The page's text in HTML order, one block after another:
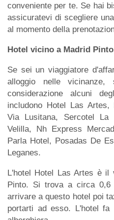
conveniente per te. Se hai
assicuratevi di scegliere
al momento della
Hotel vicino a Madrid
Se sei un viaggiatore
alloggio nelle
considerazione alcuni
includono Hotel Las
Via Lusitana, Sercotel La
Velilla, Nh Express
Parla Hotel, Posadas De
Leganes.
L'hotel Hotel Las Artes è il
Pinto. Si trova a circa
arrivare a questo hotel poi
portarti ad esso. L'hotel fa